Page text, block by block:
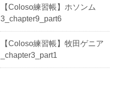
【Coloso練習帳】ホソンム
3_chapter9_part6
【Coloso練習帳】牧田ゲニア
_chapter3_part1